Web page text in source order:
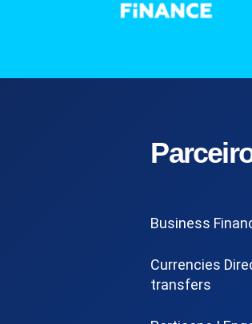
Business
Currencies
transfers